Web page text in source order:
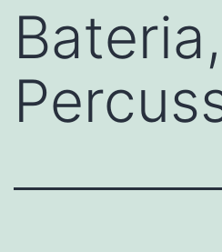
Bateria,